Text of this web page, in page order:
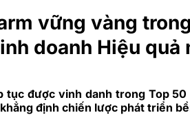
vững vàng
doanh Hiệu quả
tục được vinh danh trong Top
định chiến lược phát triển